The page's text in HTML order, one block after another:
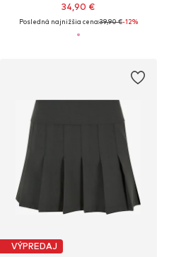
34,90 €
Posledná najnižšia cena:39,90 €-12%
VÝPREDAJ